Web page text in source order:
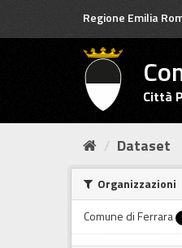
Regione Emilia
Città
Dataset
Organizzazioni
Comune di Ferrara